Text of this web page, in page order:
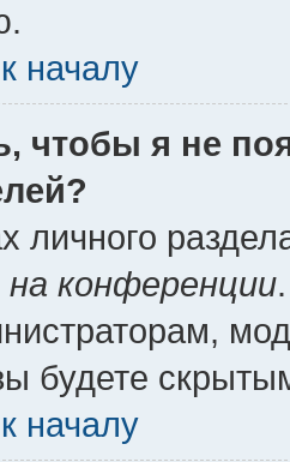
началу
чтобы я не
личного
конференции
будете
началу